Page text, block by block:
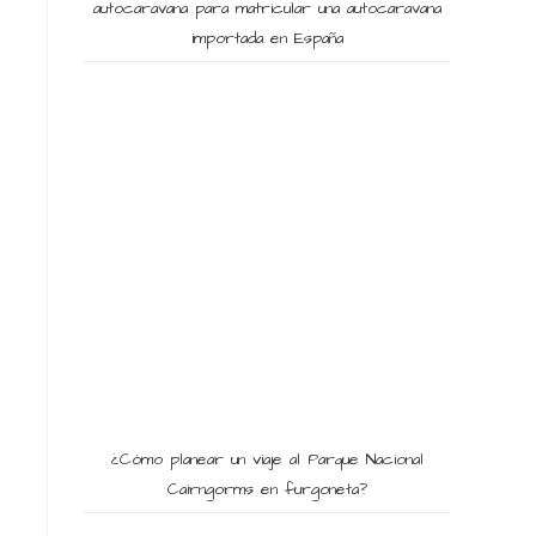
autocaravana para matricular una autocaravana
importada en España
¿Cómo planear un viaje al Parque Nacional
Cairngorms en furgoneta?